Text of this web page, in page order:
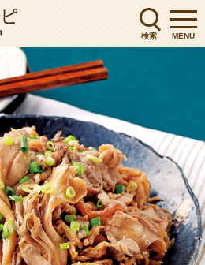
検索 MENU